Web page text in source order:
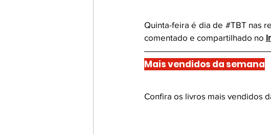
Quinta-feira é dia de #TBT nas
comentado e compartilhado no
Mais vendidos da semana
Confira os livros mais vendidos